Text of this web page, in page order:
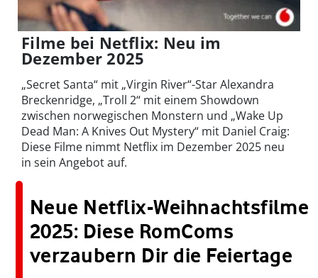
Filme bei Netflix: Neu im
Dezember 2025
„Secret Santa“ mit „Virgin River“-Star Alexandra
Breckenridge, „Troll 2“ mit einem Showdown
zwischen norwegischen Monstern und „Wake Up
Dead Man: A Knives Out Mystery“ mit Daniel Craig:
Diese Filme nimmt Netflix im Dezember 2025 neu
in sein Angebot auf.
Neue Netflix-Weihnachtsfilme
2025: Diese RomComs
verzaubern Dir die Feiertage